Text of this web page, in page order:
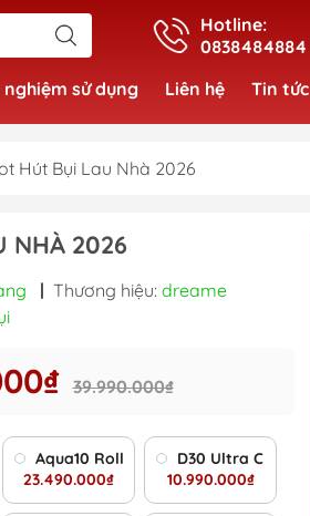
Hotline:
0838484884
nghiệm sử dụng Liên hệ Tin tức
Hút Bụi Lau Nhà 2026
NHÀ 2026
| Thương hiệu: dreame
39.990.000₫
Aqua10 Roller
23.490.000₫
D30 Ultra CE
10.990.000₫